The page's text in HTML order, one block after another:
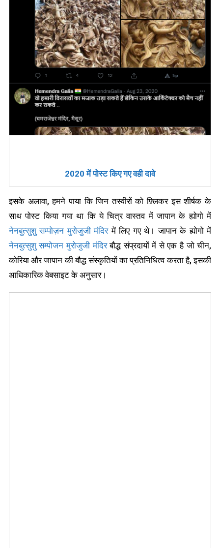
2020 में पोस्ट किए गए वही दावे
इसके अलावा, हमने पाया कि जिन तस्वीरों को फ़्लिकर इस शीर्षक के
साथ पोस्ट किया गया था कि ये चित्र वास्तव में जापान के ह्योगो में
नेनबुत्सुशु सम्पोज़न मुरोजुजी मंदिरमें लिए गए थे। जापान के ह्योगो में
नेनबुत्सुशु सम्पोजन मुरोजुजी मंदिरबौद्ध संप्रदायों में से एक है जो चीन,
कोरिया और जापान की बौद्ध संस्कृतियों का प्रतिनिधित्व करता है, इसकी
आधिकारिक वेबसाइट के अनुसार।